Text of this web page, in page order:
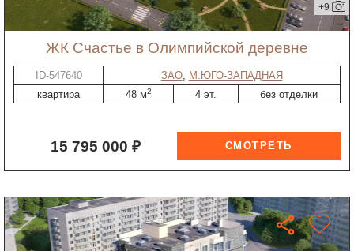
+9
ЖК Счастье в Олимпийской деревне
ID-547640 ЗАО, М.ЮГО-ЗАПАДНАЯ
квартира
48 м2 4 эт. без отделки
15 795 000 ₽